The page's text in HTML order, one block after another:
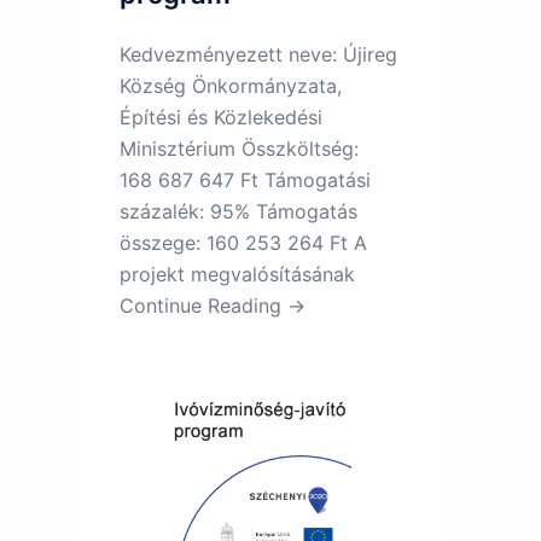
Kedvezményezett neve: Újireg
Község Önkormányzata,
Építési és Közlekedési
Minisztérium Összköltség:
168 687 647 Ft Támogatási
százalék: 95% Támogatás
összege: 160 253 264 Ft A
projekt megvalósításának
Continue Reading →